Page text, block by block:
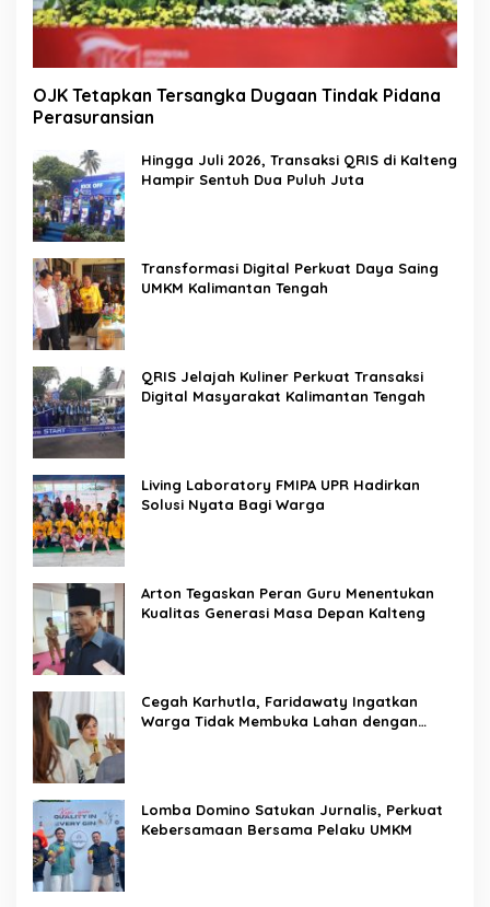
OJK Tetapkan Tersangka Dugaan Tindak Pidana
Perasuransian
Hingga Juli 2026, Transaksi QRIS di Kalteng
Hampir Sentuh Dua Puluh Juta
Transformasi Digital Perkuat Daya Saing
UMKM Kalimantan Tengah
QRIS Jelajah Kuliner Perkuat Transaksi
Digital Masyarakat Kalimantan Tengah
Living Laboratory FMIPA UPR Hadirkan
Solusi Nyata Bagi Warga
Arton Tegaskan Peran Guru Menentukan
Kualitas Generasi Masa Depan Kalteng
Cegah Karhutla, Faridawaty Ingatkan
Warga Tidak Membuka Lahan dengan
Lomba Domino Satukan Jurnalis, Perkuat
Kebersamaan Bersama Pelaku UMKM